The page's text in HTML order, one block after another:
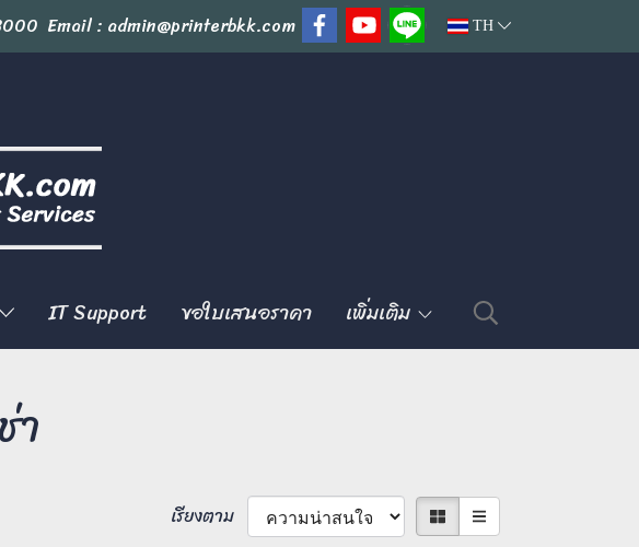
Email : admin@printerbkk.com TH
IT Support ขอใบเสนอราคา เพิ่มเติม
า
เรียงตาม